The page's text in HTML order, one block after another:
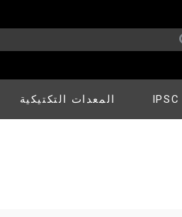
المعدات التكتيكية IPSC